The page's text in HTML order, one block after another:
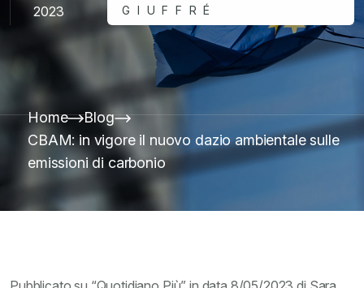
2023
GIUFFRÉ
Home
Blog
CBAM: in vigore il nuovo dazio ambientale sulle
emissioni di carbonio